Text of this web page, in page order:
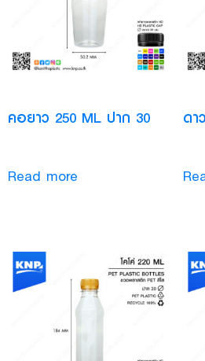
คอยาว 250 ML ปาก 30
Read more
ดา